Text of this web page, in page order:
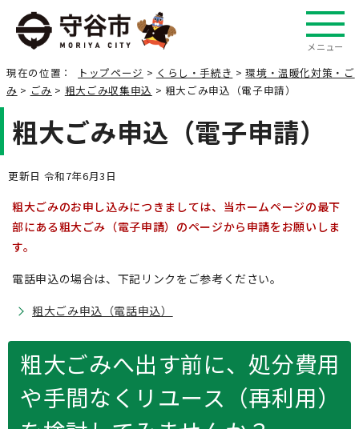
メニュー
現在の位置： トップページ > くらし・手続き >環境・温暖化対策・ご
み > ごみ > 粗大ごみ収集申込 > 粗大ごみ申込（電子申請）
粗大ごみ申込（電子申請）
更新日 令和7年6月3日
粗大ごみのお申し込みにつきましては、当ホームページの最下
部にある粗大ごみ（電子申請）のページから申請をお願いしま
す。
電話申込の場合は、下記リンクをご参考ください。
粗大ごみ申込（電話申込）
粗大ごみへ出す前に、処分費用
や手間なくリユース（再利用）